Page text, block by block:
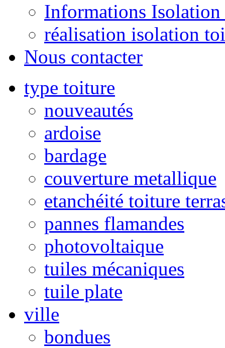
Informations
réalisation isolation
Nous contacter
type toiture
nouveautés
ardoise
bardage
couverture metallique
etanchéité toiture
pannes flamandes
photovoltaique
tuiles mécaniques
tuile plate
ville
bondues